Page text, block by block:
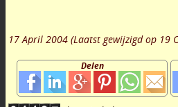
17 April 2004 (Laatst gewijzigd op 19
Delen